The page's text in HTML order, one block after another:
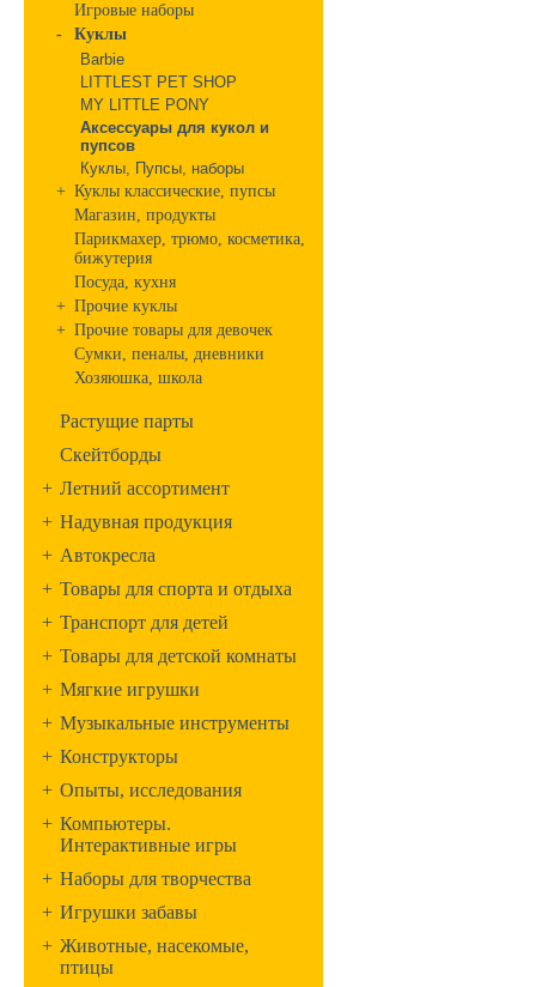
Игровые наборы
-
Куклы
Barbie
LITTLEST PET SHOP
MY LITTLE PONY
Аксессуары для кукол и
пупсов
Куклы, Пупсы, наборы
+ Куклы классические, пупсы
Магазин, продукты
Парикмахер, трюмо, косметика,
бижутерия
Посуда, кухня
+ Прочие куклы
+ Прочие товары для девочек
Сумки, пеналы, дневники
Хозяюшка, школа
Растущие парты
Скейтборды
+ Летний ассортимент
+ Надувная продукция
+ Автокресла
+ Товары для спорта и отдыха
+ Транспорт для детей
+ Товары для детской комнаты
+ Мягкие игрушки
+ Музыкальные инструменты
+ Конструкторы
+ Опыты, исследования
+ Компьютеры.
Интерактивные игры
+ Наборы для творчества
+ Игрушки забавы
+ Животные, насекомые,
птицы